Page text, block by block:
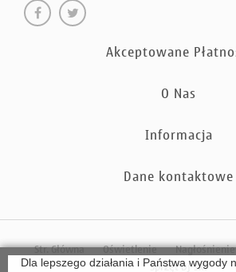
Akceptowane
O Nas
Informacja
Dane kontaktowe
Str. Główna Oświetlenie Nagłośnienie
Sprzęt DJ-ski
Dla lepszego działania i Państwa wygody